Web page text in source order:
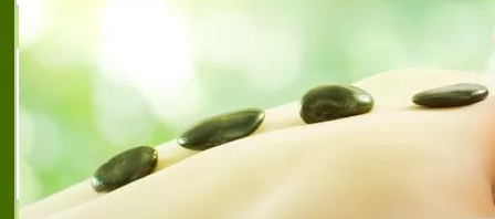
ДИМИТЪР ДИМИТРОВ - МИТАК 2006
ДИМИТЪР ДИМИТРОВ - МИТАК 2006 е
фирма, която за кратко време си извоюва
име на коректен и професионален
партньор.Основната й дейност е насочена
към лазерно гравиране, рисуване и
рязане, с широк спе